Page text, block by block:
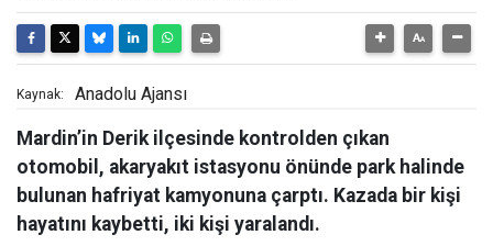
Kaynak: Anadolu Ajansı
Mardin’in Derik ilçesinde kontrolden çıkan
otomobil, akaryakıt istasyonu önünde park halinde
bulunan hafriyat kamyonuna çarptı. Kazada bir kişi
hayatını kaybetti, iki kişi yaralandı.